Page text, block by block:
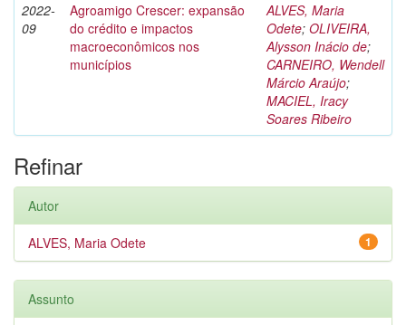
2022-
09
Agroamigo Crescer: expansão
do crédito e impactos
macroeconômicos nos
municípios
ALVES, Maria
Odete; OLIVEIRA,
Alysson Inácio de;
CARNEIRO, Wendell
Márcio Araújo;
MACIEL, Iracy
Soares Ribeiro
Refinar
Autor
1
ALVES, Maria Odete
Assunto